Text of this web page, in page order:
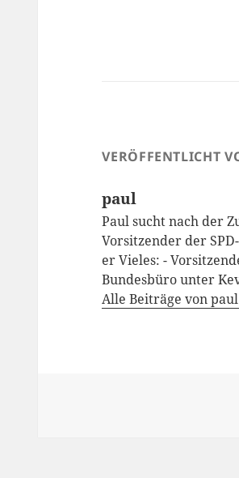
VERÖFFENTLICHT
paul
Paul sucht nach der
Vorsitzender der
er Vieles: -
Bundesbüro unter
Alle Beiträge von